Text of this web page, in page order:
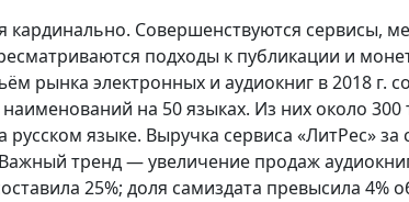
кардинально. Совершенствуются сервисы,
подходы к публикации и
рынка электронных и аудиокниг в 2018 г.
на 50 языках. Из них около 300
русском языке. Выручка сервиса «ЛитРес»
тренд — увеличение продаж
25%; доля самиздата превысила 4%